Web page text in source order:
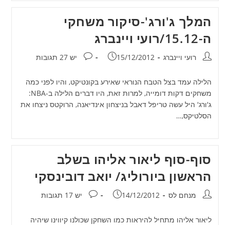
המלך ג'ורג'-סיקור משחקי
ה-15.12/רועי ויינברג
מחבר:רועי ויינברג פורסם:
15/12/2012 תגובות:
יש 27 תגובות
הלילה עמד בצל הטבח הנוראי שאירע בקונטיקט, והיו לפני כמה
משחקים דקות דומייה, למרות זאת, היו דברים הלילה ב-NBA:
ג'ורג' היל עשה טריפל דאבל בניצחון אינדיאנה, הרוקטס ניצחו את
הסלטיקס,…
סוף-סוף ליאור אליהו בשלב
הראשון ביורוליג/ יואב דובינסקי
מחבר:מנחם לס פורסם:
14/12/2012 תגובות:
יש 17 תגובות
ליאור אליהו מתחיל להיראות כמו השחקן שכולנו קיווינו שיהיה